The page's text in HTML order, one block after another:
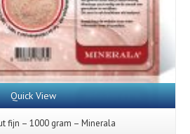
Quick View
fijn – 1000 gram – Minerala